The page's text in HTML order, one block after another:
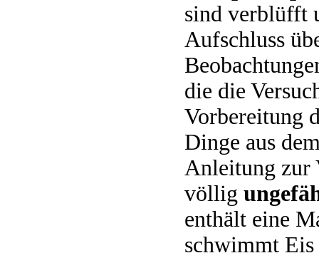
sind verblüfft
Aufschluss
die die
Vorbereitung
Dinge aus
Anleitung zur
völlig
enthält eine
schwimmt Eis